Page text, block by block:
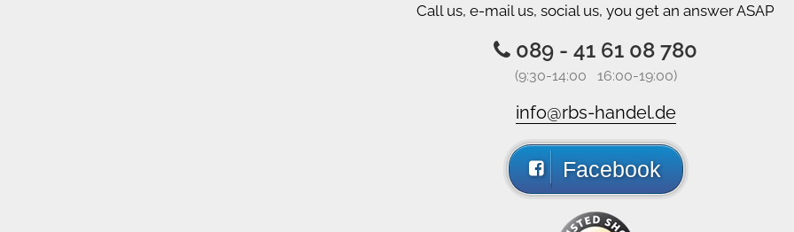
Call us, e-mail us, social us, you get an answer ASAP
089 - 41 61 08 780
(9:30-14:00 16:00-19:00)
info@rbs-handel.de
Facebook